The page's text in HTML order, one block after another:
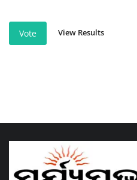
Vote View Results